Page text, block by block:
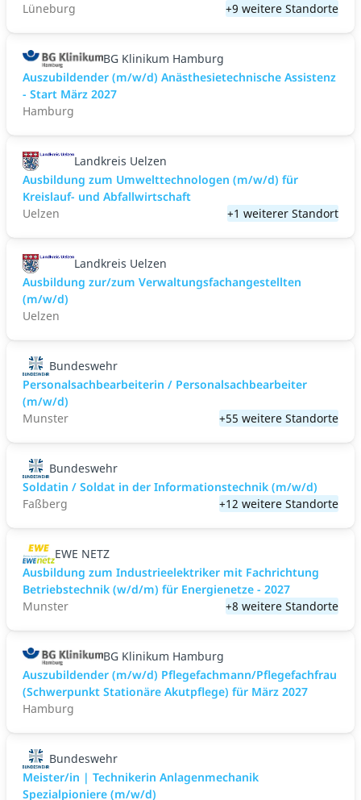
Lüneburg
+9 weitere Standorte
BG Klinikum Hamburg
Auszubildender (m/w/d) Anästhesietechnische Assistenz
- Start März 2027
Hamburg
Landkreis Uelzen
Ausbildung zum Umwelttechnologen (m/w/d) für
Kreislauf- und Abfallwirtschaft
Uelzen
+1 weiterer Standort
Landkreis Uelzen
Ausbildung zur/zum Verwaltungsfachangestellten
(m/w/d)
Uelzen
Bundeswehr
Personalsachbearbeiterin / Personalsachbearbeiter
(m/w/d)
Munster
+55 weitere Standorte
Bundeswehr
Soldatin / Soldat in der Infor­mations­technik (m/w/d)
Faßberg
+12 weitere Standorte
EWE NETZ
Ausbildung zum Industrieelektriker mit Fachrichtung
Betriebstechnik (w/d/m) für Energienetze - 2027
Munster
+8 weitere Standorte
BG Klinikum Hamburg
Auszubildender (m/w/d) Pflegefachmann/Pflegefachfrau
(Schwerpunkt Stationäre Akutpflege) für März 2027
Hamburg
Bundeswehr
Meister/in | Technikerin Anlagenmechanik
Spezialpioniere (m/w/d)